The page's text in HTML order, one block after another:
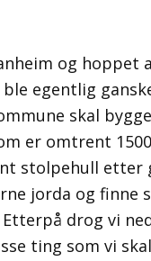
og
egentlig
skal
er omtrent
stolpehull etter
jorda og finne
drog vi
ting som vi